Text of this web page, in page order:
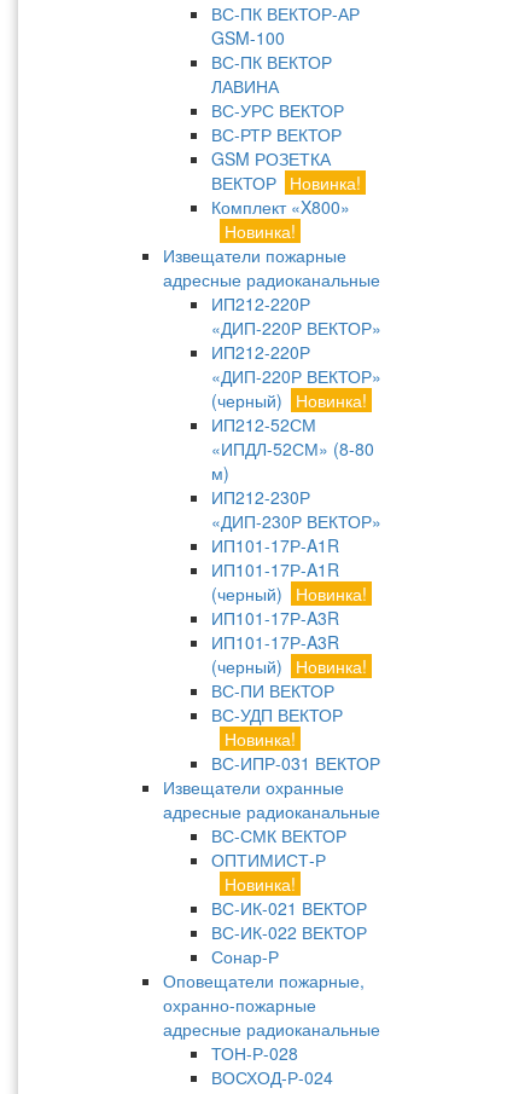
ВС-ПК ВЕКТОР-АР
GSM-100
ВС-ПК ВЕКТОР
ЛАВИНА
ВС-УРС ВЕКТОР
ВС-РТР ВЕКТОР
GSM РОЗЕТКА
ВЕКТОР Новинка!
Комплект «X800»
Новинка!
Извещатели пожарные
адресные радиоканальные
ИП212-220Р
«ДИП-220Р ВЕКТОР»
ИП212-220Р
«ДИП-220Р ВЕКТОР»
(черный)
Новинка!
ИП212-52СМ
«ИПДЛ-52СМ» (8-80
м)
ИП212-230Р
«ДИП-230Р ВЕКТОР»
ИП101-17Р-A1R
ИП101-17Р-A1R
(черный)
Новинка!
ИП101-17Р-A3R
ИП101-17Р-A3R
(черный)
Новинка!
ВС-ПИ ВЕКТОР
ВС-УДП ВЕКТОР
Новинка!
ВС-ИПР-031 ВЕКТОР
Извещатели охранные
адресные радиоканальные
ВС-СМК ВЕКТОР
ОПТИМИСТ-Р
Новинка!
ВС-ИК-021 ВЕКТОР
ВС-ИК-022 ВЕКТОР
Сонар-Р
Оповещатели пожарные,
охранно-пожарные
адресные радиоканальные
ТОН-Р-028
ВОСХОД-Р-024